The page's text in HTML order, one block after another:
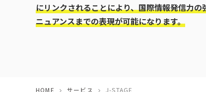
HOME サービス J-STAGE
にリンクされることにより、国際情報発信力の
ニュアンスまでの表現が可能になります。